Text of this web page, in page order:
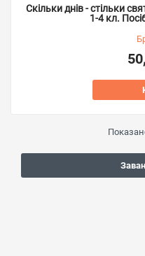
Скільки днів - стільки
1-4 кл.